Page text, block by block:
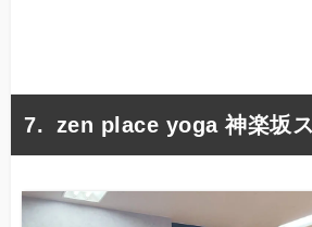
zen place yoga 神楽坂